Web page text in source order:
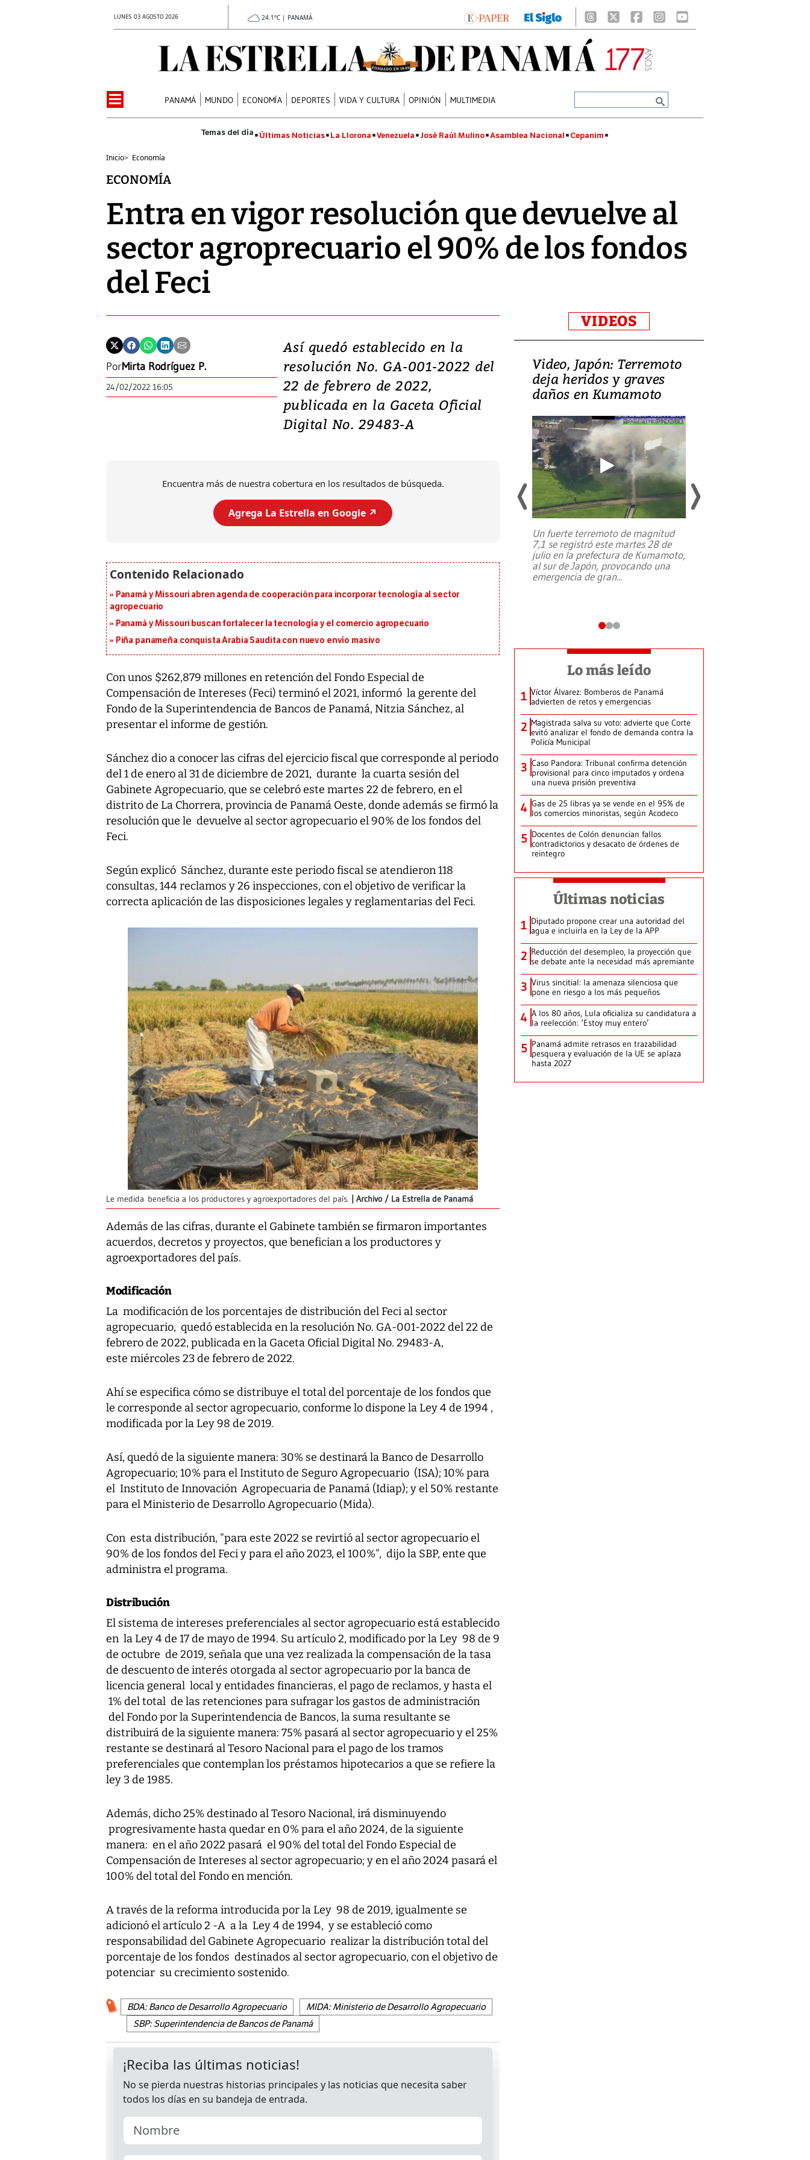
LUNES 03 AGOSTO 2026 24.1°C | PANAMÁ
PANAMÁ MUNDO ECONOMÍA DEPORTES VIDA Y CULTURA OPINIÓN MULTIMEDIA
Últimas Noticias La Llorona Venezuela José Raúl Mulino Asamblea Nacional Cepanim
Inicio> Economía
ECONOMÍA
Entra en vigor resolución que devuelve al
sector agroprecuario el 90% de los fondos
del Feci
PorMirta Rodríguez P.
24/02/2022 16:05
Así quedó establecido en la
resolución No. GA-001-2022 del
22 de febrero de 2022,
publicada en la Gaceta Oficial
Digital No. 29483-A
Encuentra más de nuestra cobertura en los resultados de búsqueda.
Agrega La Estrella en Google ↗️
Panamá y Missouri abren agenda de cooperación para incorporar tecnología al sector
agropecuario
Panamá y Missouri buscan fortalecer la tecnología y el comercio agropecuario
Piña panameña conquista Arabia Saudita con nuevo envío masivo
Con unos $262,879 millones en retención del Fondo Especial de
Compensación de Intereses (Feci) terminó el 2021, informó la gerente del
Fondo de la Superintendencia de Bancos de Panamá, Nitzia Sánchez, al
presentar el informe de gestión.
Sánchez dio a conocer las cifras del ejercicio fiscal que corresponde al periodo
del 1 de enero al 31 de diciembre de 2021, durante la cuarta sesión del
Gabinete Agropecuario, que se celebró este martes 22 de febrero, en el
distrito de La Chorrera, provincia de Panamá Oeste, donde además se firmó la
resolución que le devuelve al sector agropecuario el 90% de los fondos del
Feci.
Según explicó Sánchez, durante este periodo fiscal se atendieron 118
consultas, 144 reclamos y 26 inspecciones, con el objetivo de verificar la
correcta aplicación de las disposiciones legales y reglamentarias del Feci.
Le medida beneficia a los productores y agroexportadores del país. Archivo / La Estrella de Panamá
Además de las cifras, durante el Gabinete también se firmaron importantes
acuerdos, decretos y proyectos, que benefician a los productores y
agroexportadores del país.
Modificación
La modificación de los porcentajes de distribución del Feci al sector
agropecuario, quedó establecida en la resolución No. GA-001-2022 del 22 de
febrero de 2022, publicada en la Gaceta Oficial Digital No. 29483-A,
este miércoles 23 de febrero de 2022.
Ahí se especifica cómo se distribuye el total del porcentaje de los fondos que
le corresponde al sector agropecuario, conforme lo dispone la Ley 4 de 1994 ,
modificada por la Ley 98 de 2019.
Así, quedó de la siguiente manera: 30% se destinará la Banco de Desarrollo
Agropecuario; 10% para el Instituto de Seguro Agropecuario (ISA); 10% para
el Instituto de Innovación Agropecuaria de Panamá (Idiap); y el 50% restante
para el Ministerio de Desarrollo Agropecuario (Mida).
Con esta distribución, "para este 2022 se revirtió al sector agropecuario el
90% de los fondos del Feci y para el año 2023, el 100%", dijo la SBP, ente que
administra el programa.
Distribución
El sistema de intereses preferenciales al sector agropecuario está establecido
en la Ley 4 de 17 de mayo de 1994. Su artículo 2, modificado por la Ley 98 de 9
de octubre de 2019, señala que una vez realizada la compensación de la tasa
de descuento de interés otorgada al sector agropecuario por la banca de
licencia general local y entidades financieras, el pago de reclamos, y hasta el
1% del total de las retenciones para sufragar los gastos de administración
del Fondo por la Superintendencia de Bancos, la suma resultante se
distribuirá de la siguiente manera: 75% pasará al sector agropecuario y el 25%
restante se destinará al Tesoro Nacional para el pago de los tramos
preferenciales que contemplan los préstamos hipotecarios a que se refiere la
ley 3 de 1985.
Además, dicho 25% destinado al Tesoro Nacional, irá disminuyendo
progresivamente hasta quedar en 0% para el año 2024, de la siguiente
manera: en el año 2022 pasará el 90% del total del Fondo Especial de
Compensación de Intereses al sector agropecuario; y en el año 2024 pasará el
100% del total del Fondo en mención.
A través de la reforma introducida por la Ley 98 de 2019, igualmente se
adicionó el artículo 2 -A a la Ley 4 de 1994, y se estableció como
responsabilidad del Gabinete Agropecuario realizar la distribución total del
porcentaje de los fondos destinados al sector agropecuario, con el objetivo de
potenciar su crecimiento sostenido.
BDA: Banco de Desarrollo Agropecuario
MIDA: Ministerio de Desarrollo Agropecuario
SBP: Superintendencia de Bancos de Panamá
VIDEOS
Isidro Carbonell,
director de la Lotería:
‘Vamos a ser más
transparentes, tengan fe
Video, Japón: Terremoto
deja heridos y graves
daños en Kumamoto
Un fuerte terremoto de magnitud
7,1 se registró este martes 28 de
julio en la prefectura de Kumamoto,
al sur de Japón, provocando una
emergencia de gran...
Lo más leído
1 Víctor Álvarez: Bomberos de Panamá
advierten de retos y emergencias
2 Magistrada salva su voto: advierte que Corte
evitó analizar el fondo de demanda contra la
Policía Municipal
3 Caso Pandora: Tribunal confirma detención
provisional para cinco imputados y ordena
una nueva prisión preventiva
4 Gas de 25 libras ya se vende en el 95% de
los comercios minoristas, según Acodeco
5 Docentes de Colón denuncian fallos
contradictorios y desacato de órdenes de
reintegro
Últimas noticias
1 Diputado propone crear una autoridad del
agua e incluirla en la Ley de la APP
2 Reducción del desempleo, la proyección que
se debate ante la necesidad más apremiante
3 Virus sincitial: la amenaza silenciosa que
pone en riesgo a los más pequeños
4 A los 80 años, Lula oficializa su candidatura a
la reelección: ‘Estoy muy entero’
5 Panamá admite retrasos en trazabilidad
pesquera y evaluación de la UE se aplaza
hasta 2027